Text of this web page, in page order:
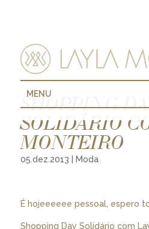
MENU
SHOPPING
SOLIDÁRIO
MONTEIRO
05.dez.2013 Moda
É hojeeeeee pessoal, espero
Shopping Day Solidário com